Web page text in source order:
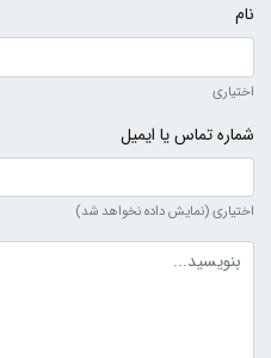
نام
اختیاری
شماره تماس یا ایمیل
اختیاری (نمایش داده نخواهد شد)
متن دیدگاه